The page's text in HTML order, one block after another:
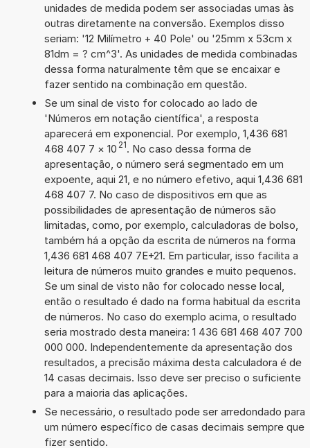
unidades de medida podem ser associadas umas às
outras diretamente na conversão. Exemplos disso
seriam: '12 Milímetro + 40 Pole' ou '25mm x 53cm x
81dm = ? cm^3'. As unidades de medida combinadas
dessa forma naturalmente têm que se encaixar e
fazer sentido na combinação em questão.
Se um sinal de visto for colocado ao lado de
'Números em notação científica', a resposta
aparecerá em exponencial. Por exemplo, 1,436 681
468 407 7 × 10 21. No caso dessa forma de
apresentação, o número será segmentado em um
expoente, aqui 21, e no número efetivo, aqui 1,436 681
468 407 7. No caso de dispositivos em que as
possibilidades de apresentação de números são
limitadas, como, por exemplo, calculadoras de bolso,
também há a opção da escrita de números na forma
1,436 681 468 407 7E+21. Em particular, isso facilita a
leitura de números muito grandes e muito pequenos.
Se um sinal de visto não for colocado nesse local,
então o resultado é dado na forma habitual da escrita
de números. No caso do exemplo acima, o resultado
seria mostrado desta maneira: 1 436 681 468 407 700
000 000. Independentemente da apresentação dos
resultados, a precisão máxima desta calculadora é de
14 casas decimais. Isso deve ser preciso o suficiente
para a maioria das aplicações.
Se necessário, o resultado pode ser arredondado para
um número específico de casas decimais sempre que
fizer sentido.